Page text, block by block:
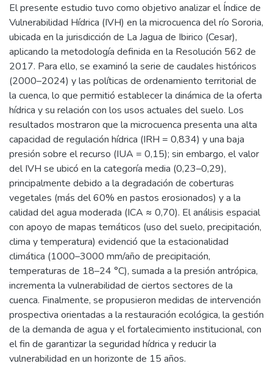
El presente estudio tuvo como objetivo analizar el Índice de
Vulnerabilidad Hídrica (IVH) en la microcuenca del río Sororia,
ubicada en la jurisdicción de La Jagua de Ibirico (Cesar),
aplicando la metodología definida en la Resolución 562 de
2017. Para ello, se examinó la serie de caudales históricos
(2000–2024) y las políticas de ordenamiento territorial de
la cuenca, lo que permitió establecer la dinámica de la oferta
hídrica y su relación con los usos actuales del suelo. Los
resultados mostraron que la microcuenca presenta una alta
capacidad de regulación hídrica (IRH = 0,834) y una baja
presión sobre el recurso (IUA = 0,15); sin embargo, el valor
del IVH se ubicó en la categoría media (0,23–0,29),
principalmente debido a la degradación de coberturas
vegetales (más del 60% en pastos erosionados) y a la
calidad del agua moderada (ICA ≈ 0,70). El análisis espacial
con apoyo de mapas temáticos (uso del suelo, precipitación,
clima y temperatura) evidenció que la estacionalidad
climática (1000–3000 mm/año de precipitación,
temperaturas de 18–24 °C), sumada a la presión antrópica,
incrementa la vulnerabilidad de ciertos sectores de la
cuenca. Finalmente, se propusieron medidas de intervención
prospectiva orientadas a la restauración ecológica, la gestión
de la demanda de agua y el fortalecimiento institucional, con
el fin de garantizar la seguridad hídrica y reducir la
vulnerabilidad en un horizonte de 15 años.